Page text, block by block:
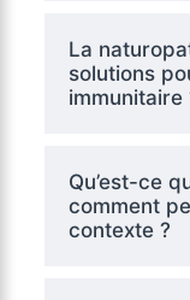
La
solutions
immunitaire
Qu’est-ce
comment
contexte ?